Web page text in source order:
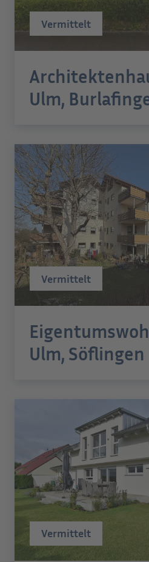
Vermittelt
Ulm,
Vermittelt
Ulm, Söflingen
Vermittelt